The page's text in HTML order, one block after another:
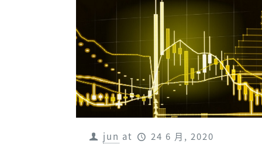
jun at 24 6 月, 2020